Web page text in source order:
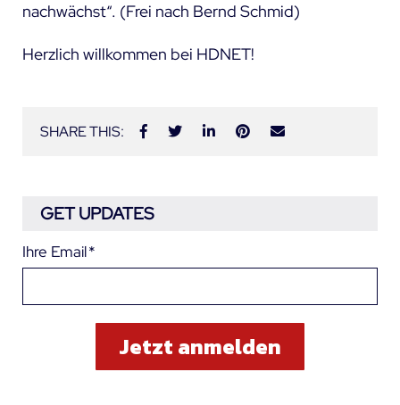
nachwächst“. (Frei nach Bernd Schmid)
Herzlich willkommen bei HDNET!
SHARE THIS:
GET UPDATES
Ihre Email*